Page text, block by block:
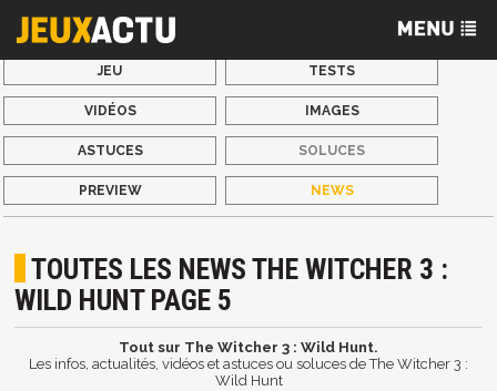
JEU TESTS
VIDÉOS IMAGES
ASTUCES SOLUCES
PREVIEW NEWS
TOUTES LES NEWS THE WITCHER 3 :
WILD HUNT PAGE 5
Tout sur The Witcher 3 : Wild Hunt.
Les infos, actualités, vidéos et astuces ou soluces de The Witcher 3 :
Wild Hunt